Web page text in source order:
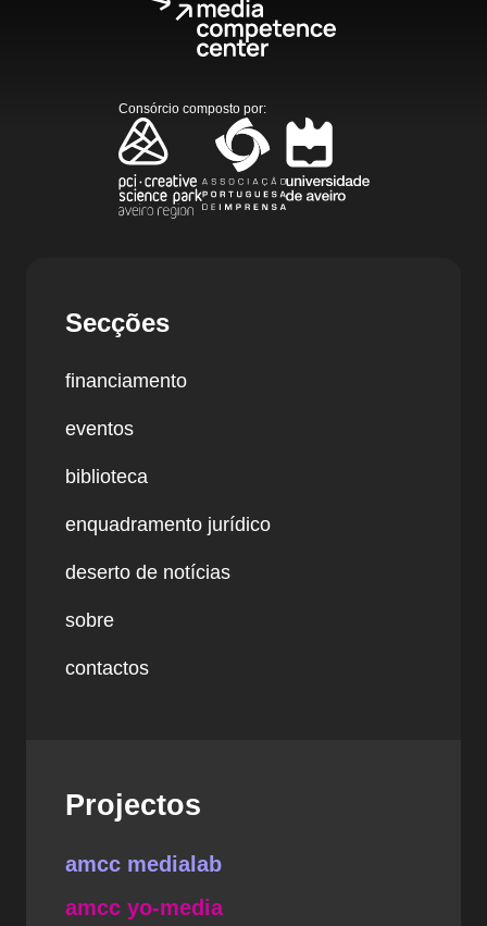
Consórcio composto por:
Secções
financiamento
eventos
biblioteca
enquadramento jurídico
deserto de notícias
sobre
contactos
Projectos
amcc medialab
amcc yo-media